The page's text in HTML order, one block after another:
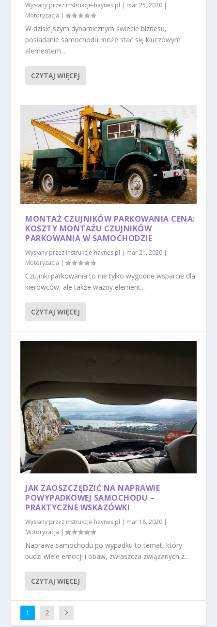
Wysłany przez instrukcje-haynes.pl | mar 25, 2020 |
Motoryzacja |
W dzisiejszym dynamicznym świecie biznesu,
posiadanie samochodu może stać się kluczowym
elementem...
CZYTAJ WIĘCEJ
MONTAŻ CZUJNIKÓW PARKOWANIA CENA:
KOSZTY MONTAŻU CZUJNIKÓW
PARKOWANIA W SAMOCHODZIE
Wysłany przez instrukcje-haynes.pl | mar 21, 2020 |
Motoryzacja |
Czujniki parkowania to nie tylko wygodne wsparcie dla
kierowców, ale także ważny element...
CZYTAJ WIĘCEJ
JAK ZAOSZCZĘDZIĆ NA NAPRAWIE
POWYPADKOWEJ SAMOCHODU –
PRAKTYCZNE WSKAZÓWKI
Wysłany przez instrukcje-haynes.pl | mar 18, 2020 |
Motoryzacja |
Naprawa samochodu po wypadku to temat, który
budzi wiele emocji i obaw, zwłaszcza związanych z...
CZYTAJ WIĘCEJ
1 2